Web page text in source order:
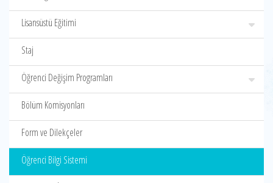
Lisansüstü Eğitimi
Staj
Öğrenci Değişim Programları
Bölüm Komisyonları
Form ve Dilekçeler
Öğrenci Bilgi Sistemi